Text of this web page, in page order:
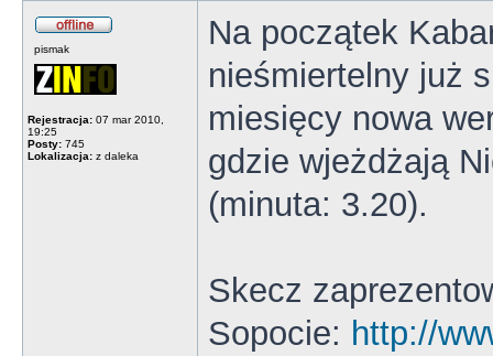
pismak
Rejestracja: 07 mar 2010,
19:25
Posty: 745
Lokalizacja: z daleka
Na początek
nieśmiertelny już
miesięcy nowa
gdzie wjeżdżają
(minuta: 3.20).
Skecz
Sopocie: http://